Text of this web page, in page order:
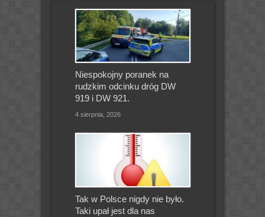
Niespokojny poranek na
rudzkim odcinku dróg DW
919 i DW 921.
4 sierpnia, 2026
Tak w Polsce nigdy nie było.
Taki upał jest dla nas